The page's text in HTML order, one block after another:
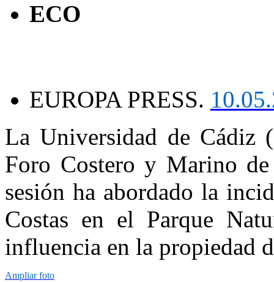
ECO
EUROPA PRESS.
La Universidad de Cádiz
Foro Costero y Marino
sesión ha abordado la
Costas en el Parque
influencia en la propiedad
Ampliar foto